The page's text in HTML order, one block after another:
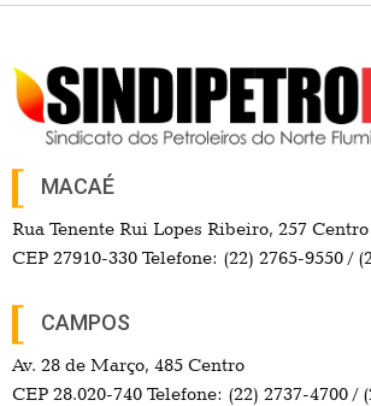
MACAÉ
Rua Tenente Rui Lopes Ribeiro, 257 Centro
CEP 27910-330 Telefone: (22) 2765-9550 /
CAMPOS
Av. 28 de Março, 485 Centro
CEP 28.020-740 Telefone: (22) 2737-4700 /